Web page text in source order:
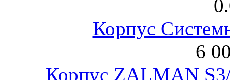
Корпус
6
Корпус ZALMAN